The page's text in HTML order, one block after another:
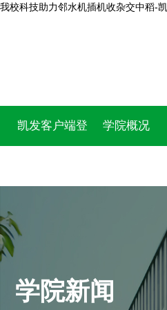
我校科技助力邻水机插机收杂交中稻-
凯发客户端登 学院概况
学院新闻